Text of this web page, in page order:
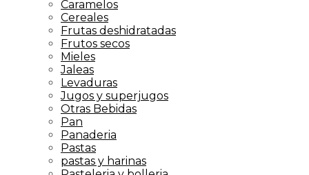
Caramelos
Cereales
Frutas deshidratadas
Frutos secos
Mieles
Jaleas
Levaduras
Jugos y superjugos
Otras Bebidas
Pan
Panaderia
Pastas
pastas y harinas